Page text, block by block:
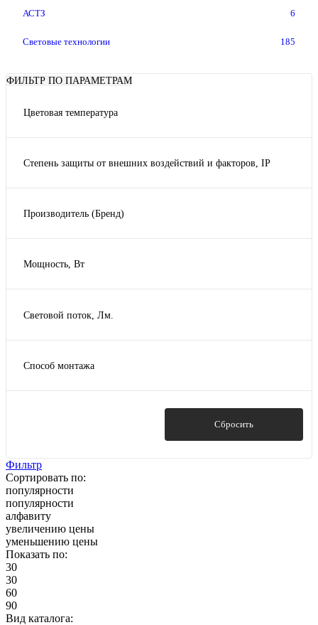
АСТЗ 6
Световые технологии 185
ФИЛЬТР ПО ПАРАМЕТРАМ
Цветовая температура
4000
Степень защиты от внешних воздействий и факторов, IP
Производитель (Бренд)
Мощность, Вт
105
Световой поток, Лм.
10800
Способ монтажа
Сбросить
Фильтр
Сортировать по:
популярности
популярности
алфавиту
увеличению цены
уменьшению цены
Показать по:
30
30
60
90
Вид каталога: